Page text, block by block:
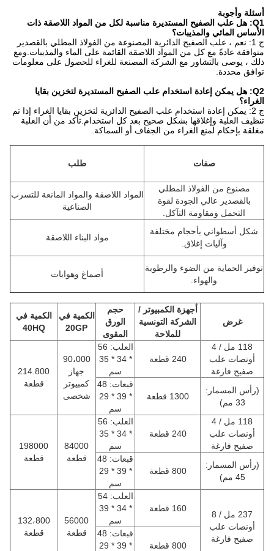
وأجوبة
Q1: هل علب الصفيح المستديرة مناسبة لكل من المواد اللاصقة ذات
المائي والمذيبات؟
ج 1: نعم ، علب الصفيح الدائرية المصنوعة من الفولاذ المطلي بالقصدير
عادةً مع كل من المواد اللاصقة القائمة على الماء والمذيبات.ومع
، يوصى بالتشاور مع الشركة المصنعة للغراء للحصول على معلومات
محددة.
Q2: هل يمكن إعادة استخدام علب الصفيح المستديرة لتخزين بقايا
ج 2: يمكن إعادة استخدام علب الصفيح الدائرية لتخزين بقايا الغراء إذا تم
العلبة وإغلاقها بشكل صحيح بعد كل استخدام.تأكد من أن العلبة
بإحكام لمنع الغراء من الجفاف أو السماكة.
صفات طلب
مصنوع من الفولاذ المطلي
بالقصدير عالي الجودة لقوة
التحمل ومقاومة التآكل.
المواد اللاصقة والمواد المانعة للتسرب
الصناعية
شكل أسطواني بأحجام مختلفة
وآليات إغلاق.
مواد البناء اللاصقة
توفير الحماية من الضوء والرطوبة
والهواء.
أصماغ وهوايات
غرض
أجهزة الكمبيوتر /
الشركة التونسية
للملاحة
حجم
الورق
المقوى
الكمية في
20GP
الكمية في
40HQ
118 مل / 4
أونصات علب
صفيح فارغة
240 قطعة
العلب: 56
* 34 * 35
سم
90،000
جهاز
كمبيوتر
شخصى
214.800
قطعة
(رأس المسمار:
1300 قطعة
قبعات: 48
* 39 * 29
سم
118 مل / 4
أونصات علب
صفيح فارغة
240 قطعة
العلب: 56
* 34 * 35
سم
84000
قطعة
198000
قطعة
(رأس المسمار:
800 قطعة
قبعات: 48
* 39 * 29
سم
237 مل / 8
أونصات علب
صفيح فارغة
160 قطعة
العلب: 54
* 34 * 39
سم
56000
قطعة
132،800
قطعة
800 قطعة
قبعات: 48
* 39 * 29